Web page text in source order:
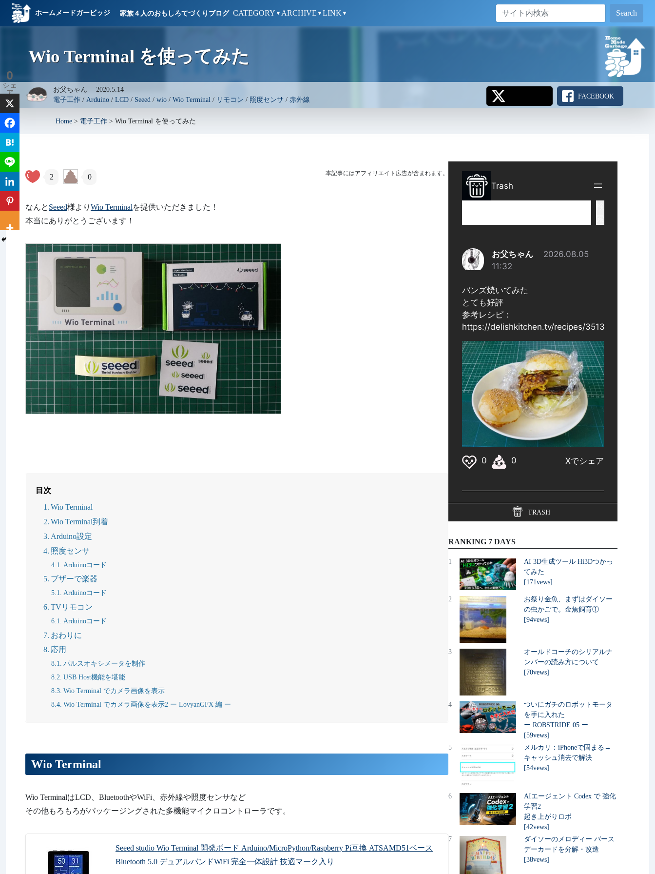
ホームメードガービッジ 家族４人のおもしろてづくりブログ CATEGORY ▼ ARCHIVE ▼LINK ▼ Search
Wio Terminal を使ってみた
お父ちゃん 2020.5.14
電子工作/ Arduino/ LCD/ Seeed / wio/ Wio Terminal / リモコン / 照度センサ/ 赤外線 FACEBOOK
Home > 電子工作 > Wio Terminal を使ってみた
本記事にはアフィリエイト広告が含まれます。
2 0
なんと Seeed様より Wio Terminalを提供いただきました！
本当にありがとうございます！
目次
Wio Terminal
Wio Terminal到着
Arduino設定
照度センサ
Arduinoコード
ブザーで楽器
Arduinoコード
TVリモコン
Arduinoコード
おわりに
応用
パルスオキシメータを制作
USB Host機能を堪能
Wio Terminal でカメラ画像を表示
Wio Terminal でカメラ画像を表示2 ー LovyanGFX 編 ー
Wio Terminal
Wio TerminalはLCD、BluetoothやWiFi、赤外線や照度センサなど
その他もろもろがパッケージングされた多機能マイクロコントローラです。
Seeed studio Wio Terminal 開発ボード Arduino/MicroPython/Raspberry Pi互換 ATSAMD51ベース
Bluetooth 5.0 デュアルバンドWiFi 完全一体設計 技適マーク入り
0
シェ
ア
TRASH
RANKING 7 DAYS
1
AI 3D生成ツール Hi3Dつかっ
てみた
[171vews]
2
お祭り金魚、まずはダイソー
の虫かごで。金魚飼育①
[94vews]
3
オールドコーチのシリアルナ
ンバーの読み方について
[70vews]
4
ついにガチのロボットモータ
を手に入れた
ー ROBSTRIDE 05 ー
[59vews]
5
メルカリ：iPhoneで固まる→
キャッシュ消去で解決
[54vews]
6
AIエージェント Codex で 強化
学習2
起き上がりロボ
[42vews]
7
ダイソーのメロディー バース
デーカードを分解・改造
[38vews]